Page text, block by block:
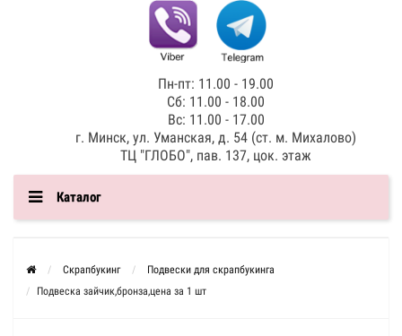
Пн-пт: 11.00 - 19.00
Сб: 11.00 - 18.00
Вс: 11.00 - 17.00
г. Минск, ул. Уманская, д. 54 (ст. м. Михалово)
ТЦ "ГЛОБО", пав. 137, цок. этаж
Каталог
Скрапбукинг
Подвески для скрапбукинга
Подвеска зайчик,бронза,цена за 1 шт